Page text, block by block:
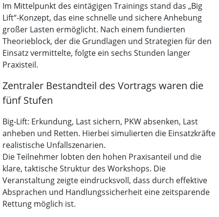
Im Mittelpunkt des eintägigen Trainings stand das „Big
Lift“-Konzept, das eine schnelle und sichere Anhebung
großer Lasten ermöglicht. Nach einem fundierten
Theorieblock, der die Grundlagen und Strategien für den
Einsatz vermittelte, folgte ein sechs Stunden langer
Praxisteil.
Zentraler Bestandteil des Vortrags waren die
fünf Stufen
Big-Lift: Erkundung, Last sichern, PKW absenken, Last
anheben und Retten. Hierbei simulierten die Einsatzkräfte
realistische Unfallszenarien.
Die Teilnehmer lobten den hohen Praxisanteil und die
klare, taktische Struktur des Workshops. Die
Veranstaltung zeigte eindrucksvoll, dass durch effektive
Absprachen und Handlungssicherheit eine zeitsparende
Rettung möglich ist.